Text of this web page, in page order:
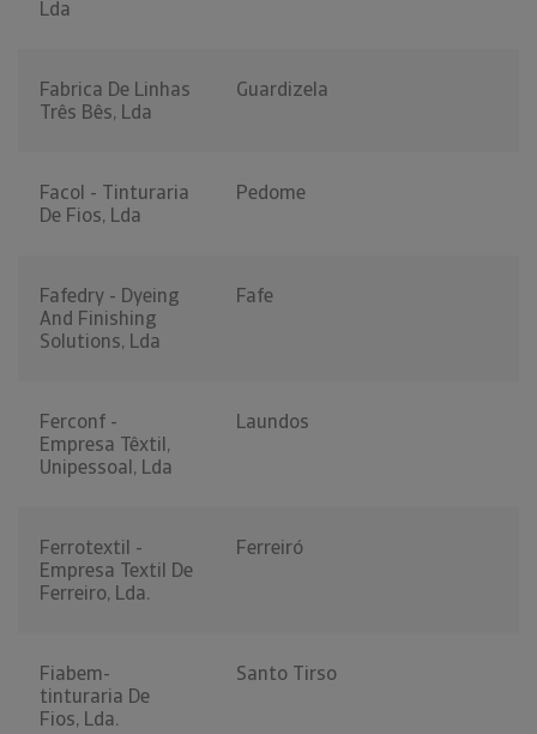
Lda
Fabrica De Linhas
Três Bês, Lda
Guardizela
Facol - Tinturaria
De Fios, Lda
Pedome
Fafedry - Dyeing
And Finishing
Solutions, Lda
Fafe
Ferconf -
Empresa Têxtil,
Unipessoal, Lda
Laundos
Ferrotextil -
Empresa Textil De
Ferreiro, Lda.
Ferreiró
Fiabem-
tinturaria De
Fios, Lda.
Santo Tirso